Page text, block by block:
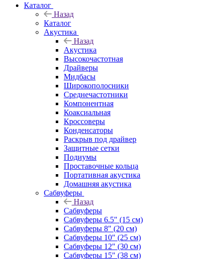
Каталог
Назад
Каталог
Акустика
Назад
Акустика
Высокочастотная
Драйверы
Мидбасы
Широкополосники
Среднечастотники
Компонентная
Коаксиальная
Кроссоверы
Конденсаторы
Раскрыв под драйвер
Защитные сетки
Подиумы
Проставочные кольца
Портативная акустика
Домашняя акустика
Сабвуферы
Назад
Сабвуферы
Сабвуферы 6.5" (15 см)
Сабвуферы 8" (20 см)
Сабвуферы 10" (25 см)
Сабвуферы 12" (30 см)
Сабвуферы 15" (38 см)